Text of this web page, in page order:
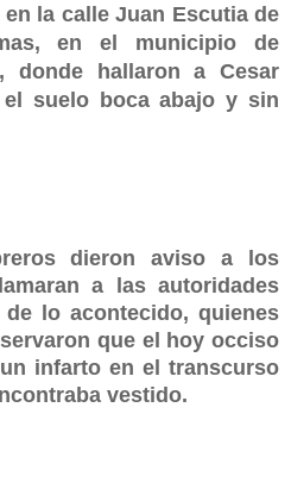
la calle Juan Escutia de
en el municipio de
donde hallaron a Cesar
suelo boca abajo y sin
dieron aviso a los
a las autoridades
lo acontecido, quienes
que el hoy occiso
infarto en el transcurso
vestido.